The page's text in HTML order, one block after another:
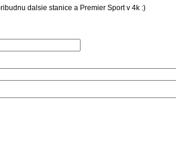
dalsie stanice a Premier Sport v 4k :)